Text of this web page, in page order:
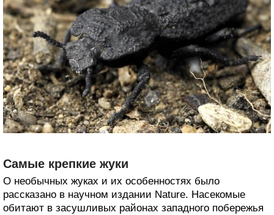
Самые крепкие жуки
О необычных жуках и их особенностях было
рассказано в научном издании Nature. Насекомые
обитают в засушливых районах западного побережья